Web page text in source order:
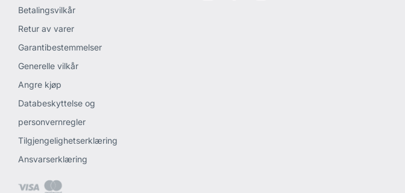
Betalingsvilkår
Retur av varer
Garantibestemmelser
Generelle vilkår
Angre kjøp
Databeskyttelse og
personvernregler
Tilgjengelighetserklæring
Ansvarserklæring